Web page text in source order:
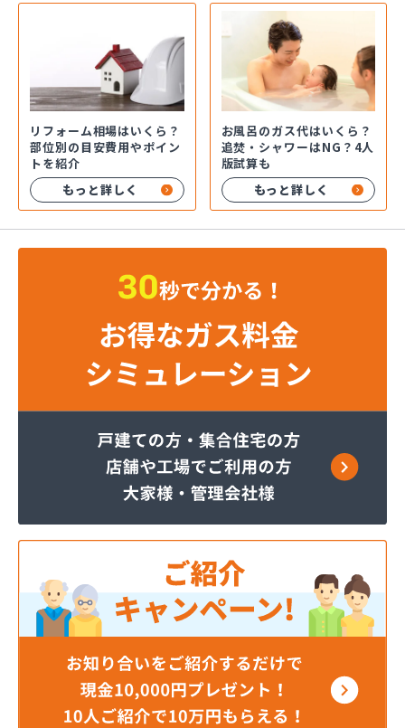
リフォーム相場はいくら？
部位別の目安費用やポイン
トを紹介
もっと詳しく
お風呂のガス代はいくら？
追焚・シャワーはNG？4人
版試算も
もっと詳しく